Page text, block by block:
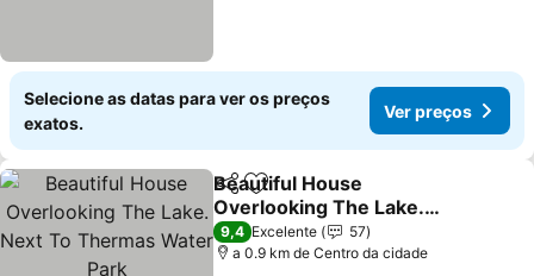
Selecione as datas para ver os preços
exatos.
Ver preços
PartilharAdicionar aos favoritos
Beautiful House
Overlooking The Lake.
Next To Thermas Water
Park
Ver preços
9,4 Excelente
57
a 0.9 km de Centro da cidade